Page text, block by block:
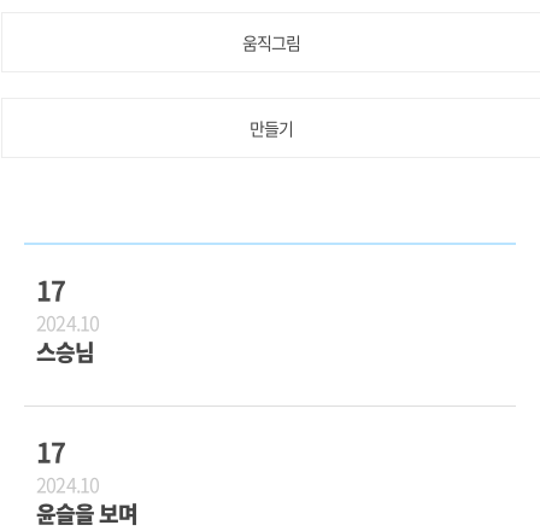
움직그림
만들기
17
2024.10
스승님
17
2024.10
윤슬을 보며